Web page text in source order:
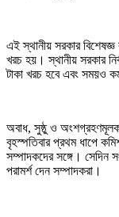
এই স্থানীয় সরকার বিশেষজ্ঞ
খরচ হয়। স্থানীয় সরকার
টাকা খরচ হবে এবং সময়ও
অবাধ, সুষ্ঠু ও অংশগ্রহণমূলক
বৃহস্পতিবার প্রথম ধাপে
সম্পাদকদের সঙ্গে। সেদিন
পরামর্শ দেন সম্পাদকরা।